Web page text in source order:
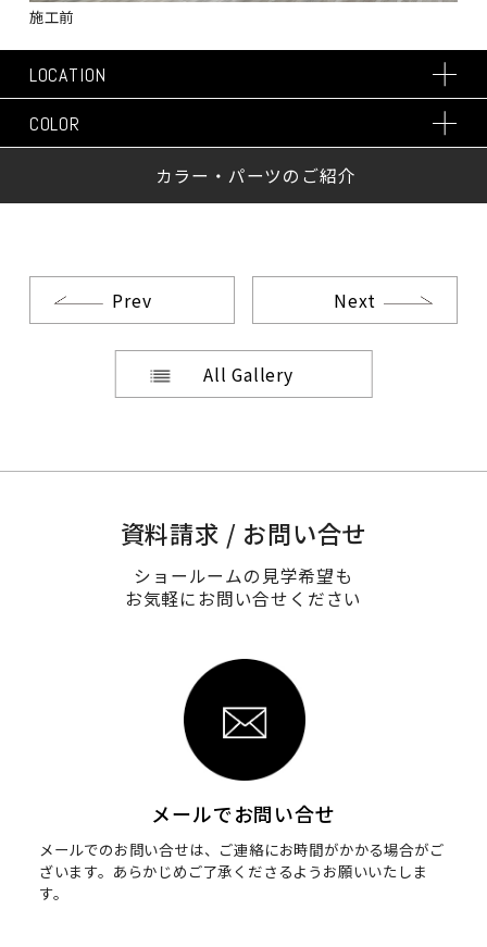
施工前
LOCATION
COLOR
カラー・パーツのご紹介
Prev
All Gallery
Next
資料請求 / お問い合せ
ショールームの見学希望も
お気軽にお問い合せください
メールでお問い合せ
メールでのお問い合せは、ご連絡にお時間がかかる場合がご
ざいます。 あらかじめご了承くださるようお願いいたしま
す。